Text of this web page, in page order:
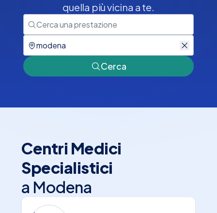
quella più vicina a te.
Cerca
Centri Medici
Specialistici
a Modena